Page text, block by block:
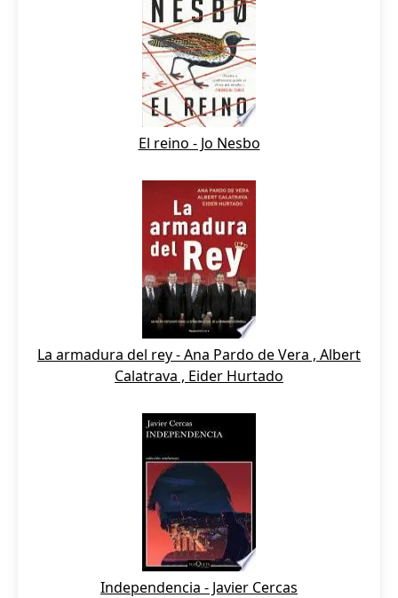
El reino - Jo Nesbo
La armadura del rey - Ana Pardo de Vera , Albert
Calatrava , Eider Hurtado
Independencia - Javier Cercas